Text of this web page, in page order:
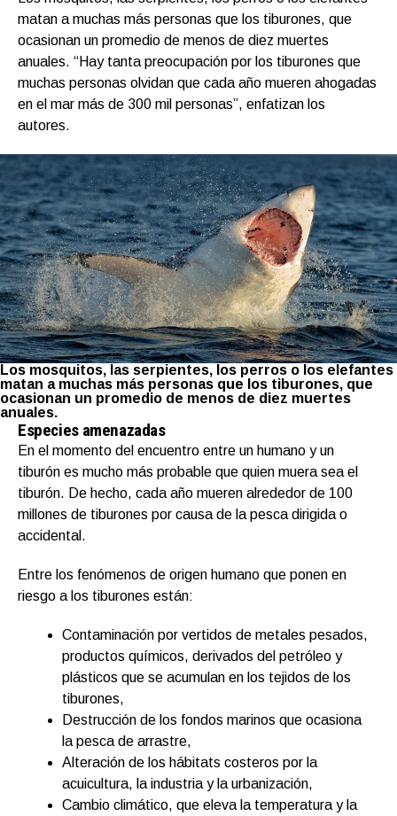
matan a muchas más personas que los tiburones, que
ocasionan un promedio de menos de diez muertes
anuales. “Hay tanta preocupación por los tiburones que
muchas personas olvidan que cada año mueren ahogadas
en el mar más de 300 mil personas”, enfatizan los
autores.
Los mosquitos, las serpientes, los perros o los elefantes
matan a muchas más personas que los tiburones, que
ocasionan un promedio de menos de diez muertes
anuales.
Especies amenazadas
En el momento del encuentro entre un humano y un
tiburón es mucho más probable que quien muera sea el
tiburón. De hecho, cada año mueren alrededor de 100
millones de tiburones por causa de la pesca dirigida o
accidental.
Entre los fenómenos de origen humano que ponen en
riesgo a los tiburones están:
Contaminación por vertidos de metales pesados,
productos químicos, derivados del petróleo y
plásticos que se acumulan en los tejidos de los
tiburones,
Destrucción de los fondos marinos que ocasiona
la pesca de arrastre,
Alteración de los hábitats costeros por la
acuicultura, la industria y la urbanización,
Cambio climático, que eleva la temperatura y la